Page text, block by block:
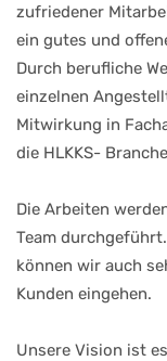
zufriedener
ein gutes und
Durch berufliche
einzelnen
Mitwirkung in
die HLKKS-
Die Arbeiten
Team
können wir auch
Kunden eingehen.
Unsere Vision ist